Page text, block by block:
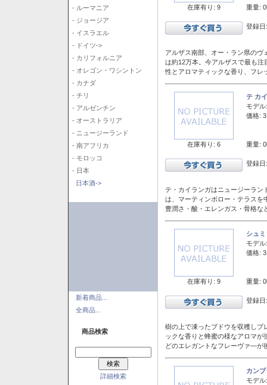
- ルーマニア
- ジョージア
- イスラエル
- ドイツ->
- カリフォルニア
- オレゴン・ワシントン
- カナダ
- チリ
- アルゼンチン
- オーストラリア
- ニュージーランド
- 南アフリカ
- モロッコ
- 日本
日本酒->
新着商品...
全商品...
商品検索
詳細検索
在庫有り: 9 重量:
登録
アルザス南部、オー・ラン県の
は約12万本。今アルザスで最も
性とアロマティックな香り、フレ
在庫有り: 6
テ カ
モデル:
価格:
重量:
登録
テ・カイランガはニュージーラン
は、マーティンボロー・テラスを
豊潤さ・酸・エレンガス・骨格
在庫有り: 9
シュ
モデル:
価格:
重量:
登録
樹の上で凍ったブドウを収穫しプ
ックな香りと蜂蜜の様なアロマ
どのエレガントなフレーヴァ―が
カン
モデル: